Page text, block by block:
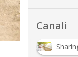
Canali